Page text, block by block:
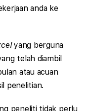
anda ke
yang berguna
telah diambil
atau acuan
penelitian.
peneliti tidak perlu